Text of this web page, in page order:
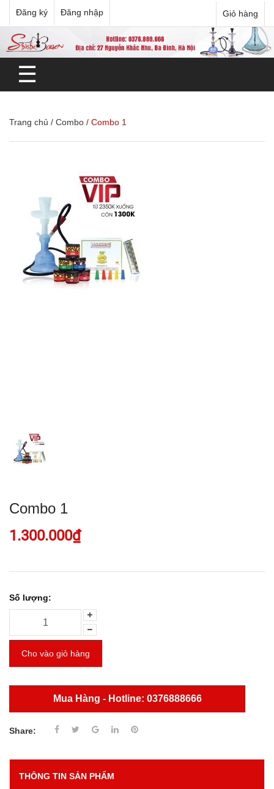
Đăng ký Đăng nhập Giỏ hàng
☰
Trang chủ / Combo / Combo 1
Combo 1
1.300.000₫
Số lượng:
Cho vào giỏ hàng
Mua Hàng - Hotline: 0376888666
Share:
THÔNG TIN SẢN PHẨM